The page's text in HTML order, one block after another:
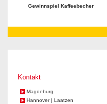
Gewinnspiel Kaffeebecher
Kontakt
Magdeburg
Hannover | Laatzen